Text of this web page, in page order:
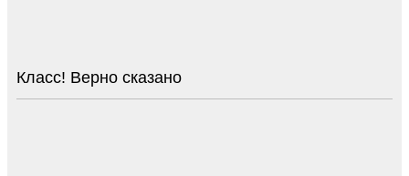
Класс! Верно сказано